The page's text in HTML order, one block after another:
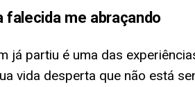
falecida me abraçando
já partiu é uma das
vida desperta que não está